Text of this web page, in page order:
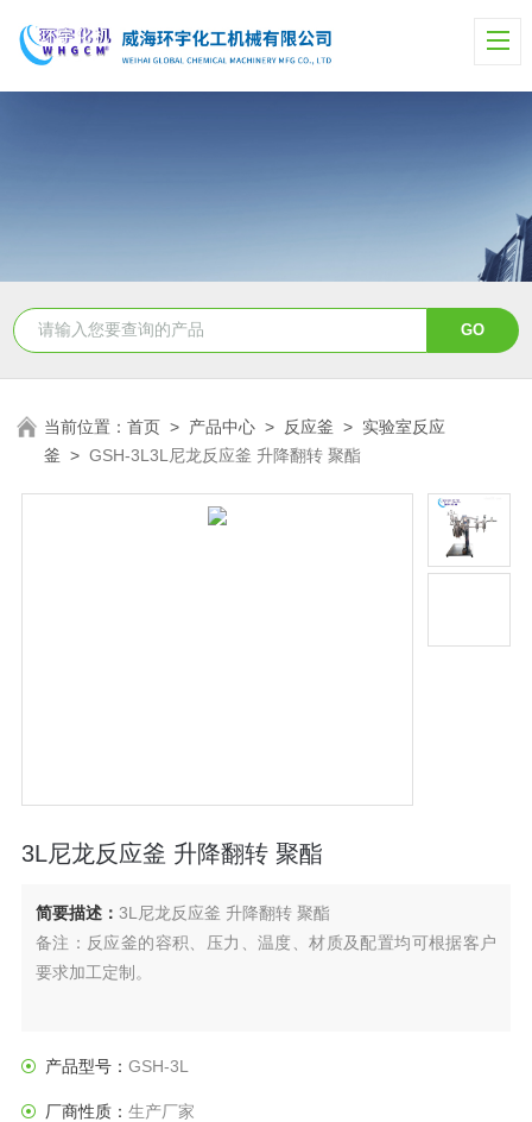
当前位置：首页 > 产品中心 > 反应釜 > 实验室反应
釜 >GSH-3L3L尼龙反应釜 升降翻转 聚酯
3L尼龙反应釜 升降翻转 聚酯
简要描述： 3L尼龙反应釜 升降翻转 聚酯
备注：反应釜的容积、压力、温度、材质及配置均可根据客户
要求加工定制。
产品型号： GSH-3L
厂商性质： 生产厂家